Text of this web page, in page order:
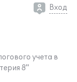
Вход
учета в
8"